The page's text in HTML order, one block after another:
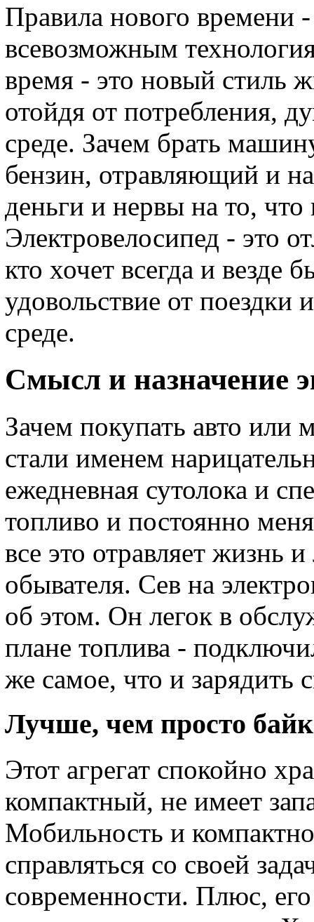
Правила нового времени
всевозможным
время - это новый стиль
отойдя от потребления,
среде. Зачем брать
бензин, отравляющий и
деньги и нервы на то,
Электровелосипед - это
кто хочет всегда и везде
удовольствие от
среде.
Смысл и назначение
Зачем покупать авто
стали именем
ежедневная сутолока и
топливо и постоянно
все это отравляет жизнь
обывателя. Сев на
об этом. Он легок в
плане топлива -
же самое, что и зарядить
Лучше, чем просто байк
Этот агрегат спокойно
компактный, не имеет
Мобильность и
справляться со своей
современности. Плюс,